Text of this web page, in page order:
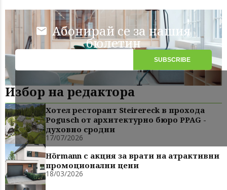
Абонирай се за нашия
бюлетин
Избор на редактора
Хотел ресторант Steirereck в прохода
Pogusch от архитектурно бюро PPAG -
духовно сродни
17/07/2026
Hörmann с акция за врати на атрактивни
промоционални цени
18/03/2026